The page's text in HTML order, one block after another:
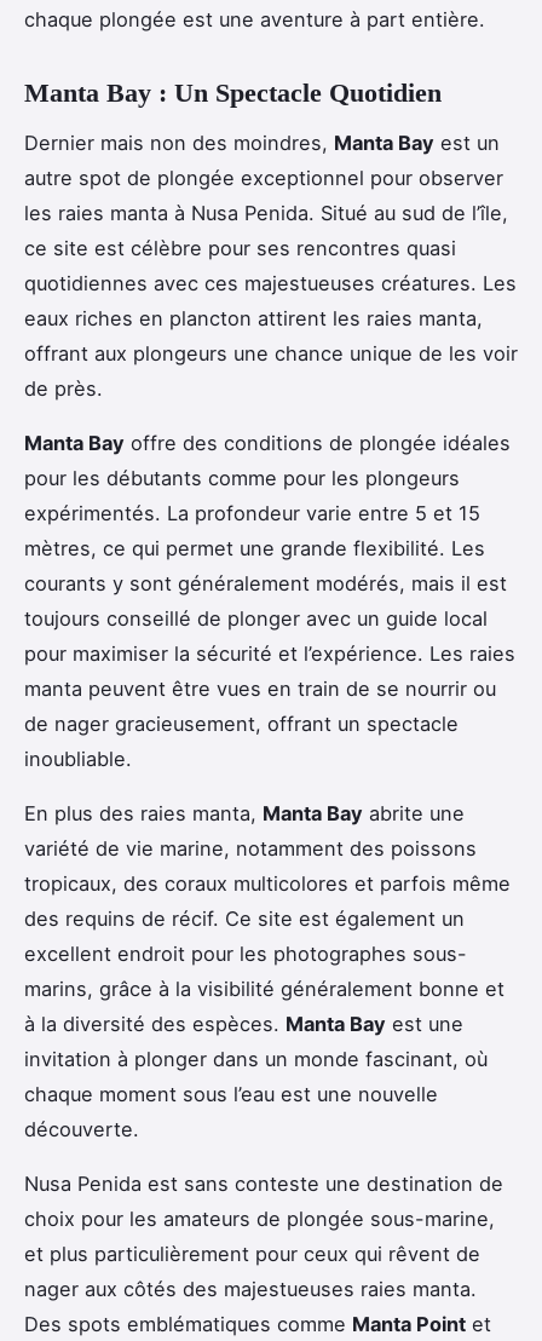
chaque plongée est une aventure à part entière.
Manta Bay : Un Spectacle Quotidien
Dernier mais non des moindres, Manta Bay est un
autre spot de plongée exceptionnel pour observer
les raies manta à Nusa Penida. Situé au sud de l’île,
ce site est célèbre pour ses rencontres quasi
quotidiennes avec ces majestueuses créatures. Les
eaux riches en plancton attirent les raies manta,
offrant aux plongeurs une chance unique de les voir
de près.
Manta Bay offre des conditions de plongée idéales
pour les débutants comme pour les plongeurs
expérimentés. La profondeur varie entre 5 et 15
mètres, ce qui permet une grande flexibilité. Les
courants y sont généralement modérés, mais il est
toujours conseillé de plonger avec un guide local
pour maximiser la sécurité et l’expérience. Les raies
manta peuvent être vues en train de se nourrir ou
de nager gracieusement, offrant un spectacle
inoubliable.
En plus des raies manta, Manta Bay abrite une
variété de vie marine, notamment des poissons
tropicaux, des coraux multicolores et parfois même
des requins de récif. Ce site est également un
excellent endroit pour les photographes sous-
marins, grâce à la visibilité généralement bonne et
à la diversité des espèces. Manta Bay est une
invitation à plonger dans un monde fascinant, où
chaque moment sous l’eau est une nouvelle
découverte.
Nusa Penida est sans conteste une destination de
choix pour les amateurs de plongée sous-marine,
et plus particulièrement pour ceux qui rêvent de
nager aux côtés des majestueuses raies manta.
Des spots emblématiques comme Manta Point et